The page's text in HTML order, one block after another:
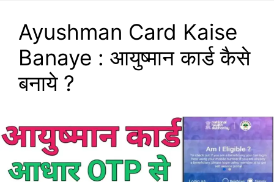
Ayushman Card Kaise
Banaye : आयुष्मान कार्ड कैसे
बनाये ?